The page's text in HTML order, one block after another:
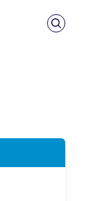
Zoeken